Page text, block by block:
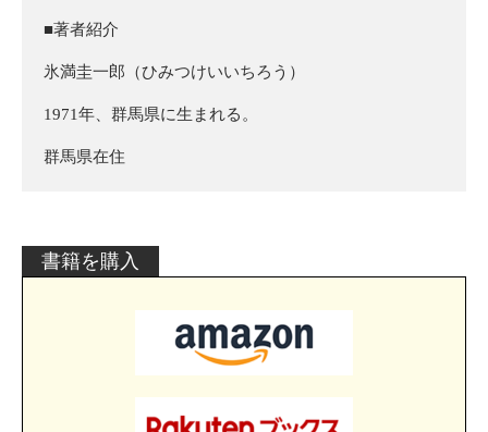
■著者紹介
氷満圭一郎（ひみつけいいちろう）
1971年、群馬県に生まれる。
群馬県在住
書籍を購入